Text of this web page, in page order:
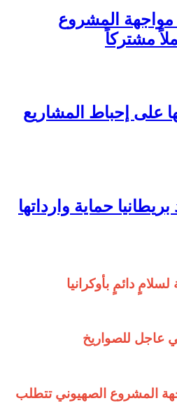
المشروع
مشتركاً
على إحباط المشاريع
حماية وارداتها
دائمٍ بأوكرانيا
عاجل للصواريخ
المشروع الصهيوني تتطلب